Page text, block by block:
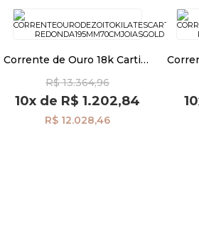
Corrente de Ouro 18k Cartier
co03933
R$ 13.364,96
10x de R$ 1.202,84
R$ 12.028,46